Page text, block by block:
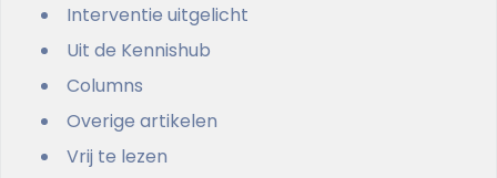
Interventie uitgelicht
Uit de Kennishub
Columns
Overige artikelen
Vrij te lezen